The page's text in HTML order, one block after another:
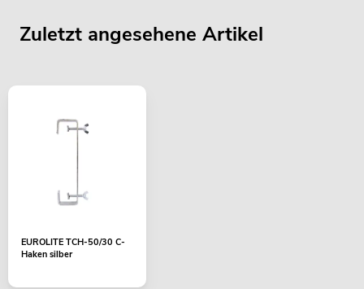
Zuletzt angesehene Artikel
EUROLITE TCH-50/30 C-
Haken silber